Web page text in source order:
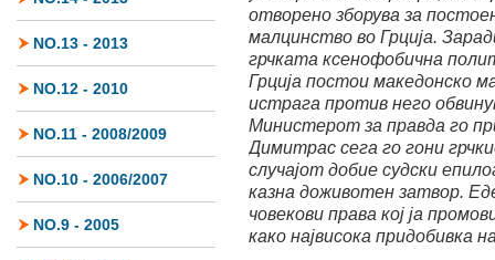
NO.13 - 2013
NO.12 - 2010
NO.11 - 2008/2009
NO.10 - 2006/2007
NO.9 - 2005
отворено зборува за
малцинство во Грција.
грчката ксенофобична
Грција постои македонско
истрага против него
Министерот за правда го
Димитрас сега го гони
случајот добие судски
казна доживотен затвор.
човекови права кој ја
како највисока придобивка